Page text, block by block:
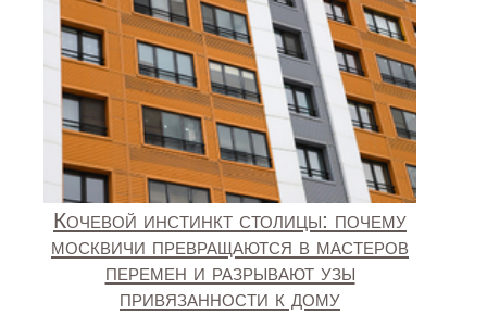
Кочевой инстинкт столицы: почему
москвичи превращаются в мастеров
перемен и разрывают узы
привязанности к дому